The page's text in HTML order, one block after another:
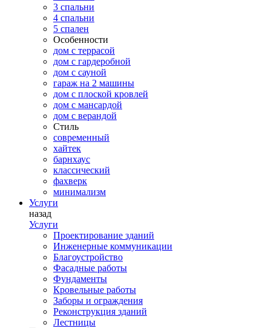
3 спальни
4 спальни
5 спален
Особенности
дом с террасой
дом с гардеробной
дом с сауной
гараж на 2 машины
дом с плоской кровлей
дом с мансардой
дом с верандой
Стиль
современный
хайтек
барнхаус
классический
фахверк
минимализм
Услуги
назад
Услуги
Проектирование зданий
Инженерные коммуникации
Благоустройство
Фасадные работы
Фундаменты
Кровельные работы
Заборы и ограждения
Реконструкция зданий
Лестницы